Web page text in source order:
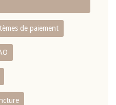
de paiement